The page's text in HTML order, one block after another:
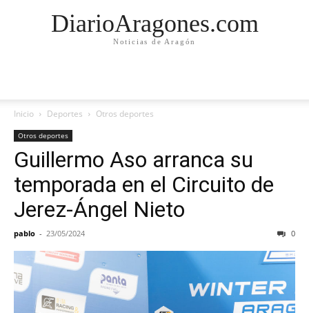
DiarioAragones.com
Noticias de Aragón
Inicio Deportes Otros deportes
Otros deportes
Guillermo Aso arranca su
temporada en el Circuito de
Jerez-Ángel Nieto
pablo - 23/05/2024 0